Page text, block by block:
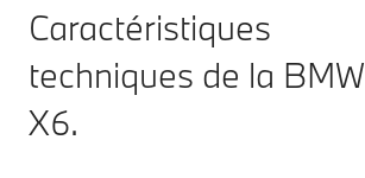
Caractéristiques
techniques de la BMW
X6.